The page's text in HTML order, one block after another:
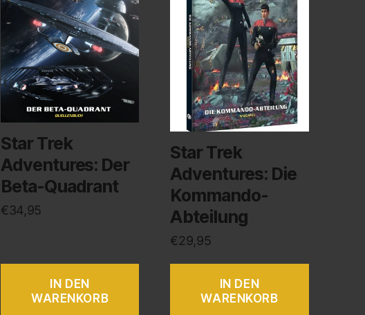
Star Trek
Adventures: Der
Beta-Quadrant
€34,95
IN DEN
WARENKORB
Star Trek
Adventures: Die
Kommando-
Abteilung
€29,95
IN DEN
WARENKORB